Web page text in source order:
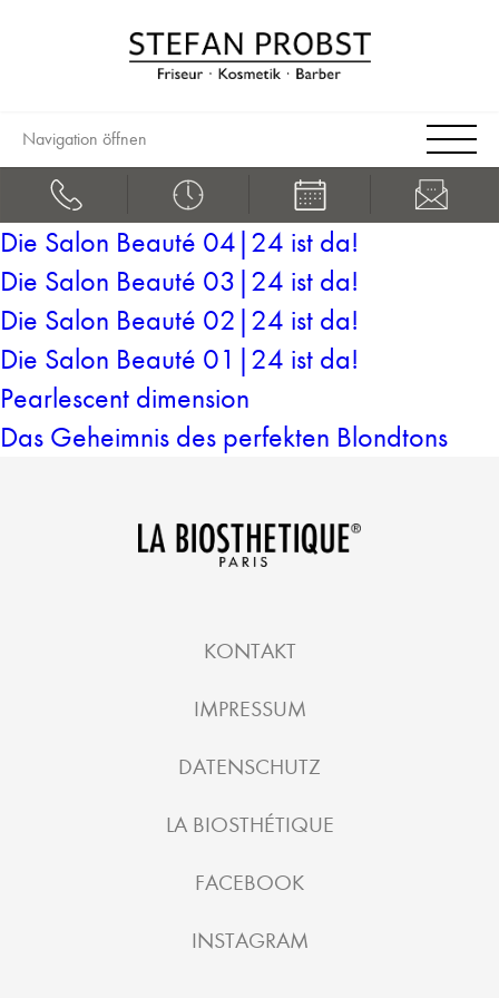
Navigation öffnen
Die Salon Beauté 04|24 ist da!
Die Salon Beauté 03|24 ist da!
Die Salon Beauté 02|24 ist da!
Die Salon Beauté 01|24 ist da!
Pearlescent dimension
Das Geheimnis des perfekten Blondtons
KONTAKT
IMPRESSUM
DATENSCHUTZ
LA BIOSTHÉTIQUE
FACEBOOK
INSTAGRAM